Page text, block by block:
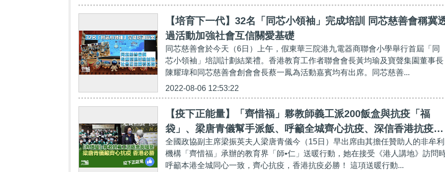
【培育下一代】32名「同芯小領袖」完成培訓 同芯慈善會稱冀
過活動加強社會互信關愛基礎
同芯慈善會於今天（6日）上午，假東華三院港九電器商聯會小學舉行首屆「同
芯小領袖」培訓計劃結業禮。香港教育工作者聯會會長黃均瑜及寶聲集園董事長
陳耀瑋和同芯慈善會創會會長蔡一鳳為活動嘉賓均有出席。同芯慈善...
2022-08-06 12:53:22
【疫下正能量】「齊惜福」夥教師義工派200飯盒與抗疫「福
袋」、梁唐青儀幫手派飯、呼籲全城齊心抗疫、深信香港抗疫必
勝
全國政協副主席梁振英夫人梁唐青儀今（15日）早出席由其擔任贊助人的非牟利
機構「齊惜福」承辦的教育界「師•仁」送暖行動，她在接受《港人講地》訪問
呼籲本港全城同心一致，齊心抗疫，香港抗疫必勝！ 這項送暖行動...